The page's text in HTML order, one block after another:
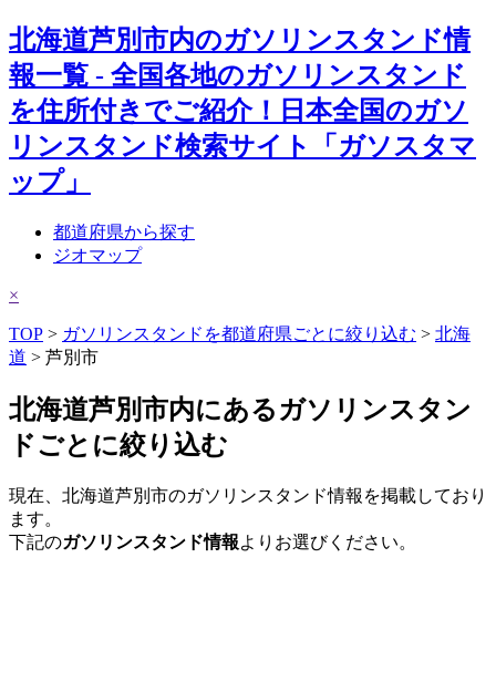
北海道芦別市内のガソリンスタンド情
報一覧 - 全国各地のガソリンスタンド
を住所付きでご紹介！日本全国のガソ
リンスタンド検索サイト「ガソスタマ
ップ」
都道府県から探す
ジオマップ
×
TOP > ガソリンスタンドを都道府県ごとに絞り込む > 北海
道 > 芦別市
北海道芦別市内にあるガソリンスタン
ドごとに絞り込む
現在、北海道芦別市のガソリンスタンド情報を掲載しており
ます。
下記のガソリンスタンド情報よりお選びください。